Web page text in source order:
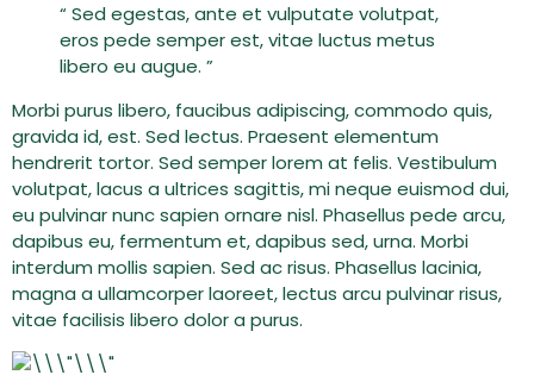
“ Sed egestas, ante et vulputate volutpat,
eros pede semper est, vitae luctus metus
libero eu augue. ”
Morbi purus libero, faucibus adipiscing, commodo quis,
gravida id, est. Sed lectus. Praesent elementum
hendrerit tortor. Sed semper lorem at felis. Vestibulum
volutpat, lacus a ultrices sagittis, mi neque euismod dui,
eu pulvinar nunc sapien ornare nisl. Phasellus pede arcu,
dapibus eu, fermentum et, dapibus sed, urna. Morbi
interdum mollis sapien. Sed ac risus. Phasellus lacinia,
magna a ullamcorper laoreet, lectus arcu pulvinar risus,
vitae facilisis libero dolor a purus.